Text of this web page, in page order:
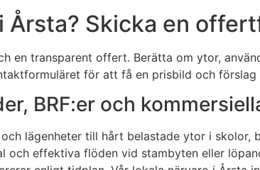
Skicka en
en transparent offert. Berätta om ytor,
för att få en prisbild och förslag
BRF:er och
lägenheter till hårt belastade ytor i skolor,
effektiva flöden vid stambyten eller